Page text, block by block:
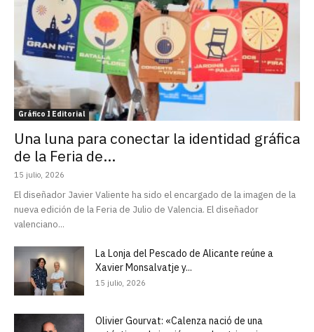
Gráfico I Editorial
Una luna para conectar la identidad gráfica
de la Feria de...
15 julio, 2026
El diseñador Javier Valiente ha sido el encargado de la imagen de la
nueva edición de la Feria de Julio de Valencia. El diseñador
valenciano...
La Lonja del Pescado de Alicante reúne a
Xavier Monsalvatje y...
15 julio, 2026
Olivier Gourvat: «Calenza nació de una